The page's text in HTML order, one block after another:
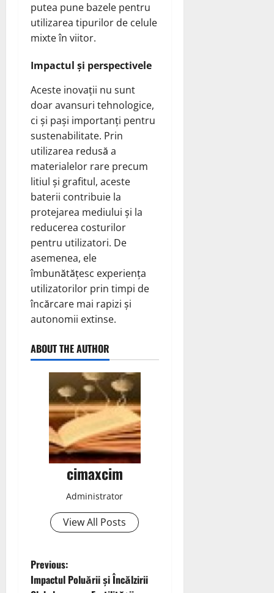
putea pune bazele pentru
utilizarea tipurilor de celule
mixte în viitor.
Impactul și perspectivele
Aceste inovații nu sunt
doar avansuri tehnologice,
ci și pași importanți pentru
sustenabilitate. Prin
utilizarea redusă a
materialelor rare precum
litiul și grafitul, aceste
baterii contribuie la
protejarea mediului și la
reducerea costurilor
pentru utilizatori. De
asemenea, ele
îmbunătățesc experiența
utilizatorilor prin timpi de
încărcare mai rapizi și
autonomii extinse.
ABOUT THE AUTHOR
cimaxcim
Administrator
View All Posts
P
Previous:
Impactul Poluării și Încălzirii